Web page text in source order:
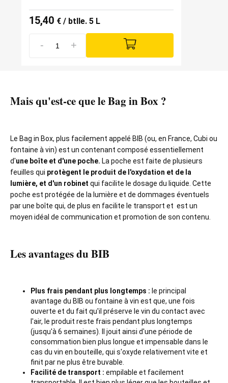
15,40 € / btlle. 5 L
- +
Mais qu'est-ce que le Bag in Box ?
Le Bag in Box, plus facilement appelé BIB (ou, en France, Cubi ou
fontaine à vin) est un contenant composé essentiellement
d'une boîte et d'une poche. La poche est faite de plusieurs
feuilles qui protègent le produit de l'oxydation et de la
lumière, et d'un robinet qui facilite le dosage du liquide. Cette
poche est protégée de la lumière et de dommages éventuels
par une boîte qui, de plus en facilite le transport et est un
moyen idéal de communication et promotion de son contenu.
Les avantages du BIB
Plus frais pendant plus longtemps : le principal
avantage du BIB ou fontaine à vin est que, une fois
ouverte et du fait qu'il préserve le vin du contact avec
l'air, le produit reste frais pendant plus longtemps
(jusqu'à 6 semaines). Il jouit ainsi d'une période de
consommation bien plus longue et impensable dans le
cas du vin en bouteille, qui s'oxyde relativement vite et
finit par ne plus être buvable.
Facilité de transport : empilable et facilement